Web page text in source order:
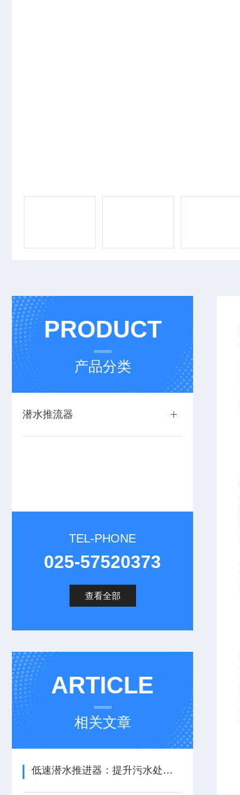
PRODUCT
产品分类
潜水推流器
TEL-PHONE
025-57520373
查看全部
ARTICLE
相关文章
低速潜水推进器：提升污水处理效率的环保设备